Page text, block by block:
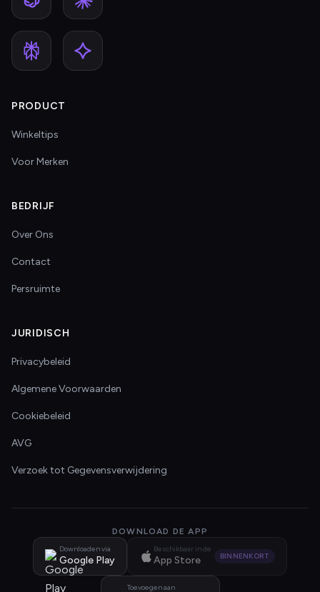
PRODUCT
Winkeltips
Voor Merken
BEDRIJF
Over Ons
Contact
Persruimte
JURIDISCH
Privacybeleid
Algemene Voorwaarden
Cookiebeleid
AVG
Verzoek tot Gegevensverwijdering
DOWNLOAD DE APP
Downloaden via
Google Play
Beschikbaar in de
App Store BINNENKORT
Toevoegen aan